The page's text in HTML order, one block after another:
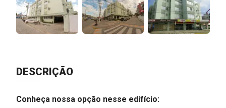
DESCRIÇÃO
Conheça nossa opção nesse edifício: